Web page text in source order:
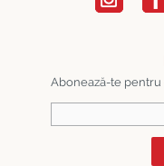
Abonează-te